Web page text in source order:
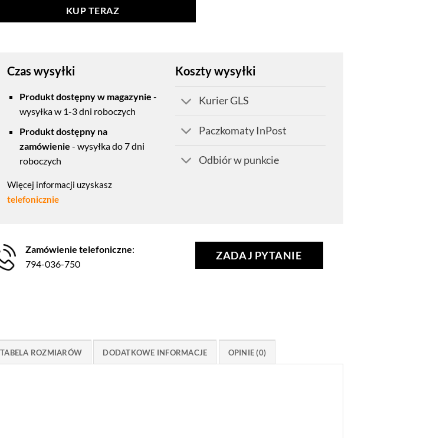
KUP TERAZ
Czas wysyłki
Produkt dostępny w magazynie -
wysyłka w 1-3 dni roboczych
Produkt dostępny na
zamówienie - wysyłka do 7 dni
roboczych
Więcej informacji uzyskasz
telefonicznie
Koszty wysyłki
Kurier GLS
Paczkomaty InPost
Odbiór w punkcie
Zamówienie telefoniczne:
794-036-750
ZADAJ PYTANIE
TABELA ROZMIARÓW DODATKOWE INFORMACJE OPINIE (0)